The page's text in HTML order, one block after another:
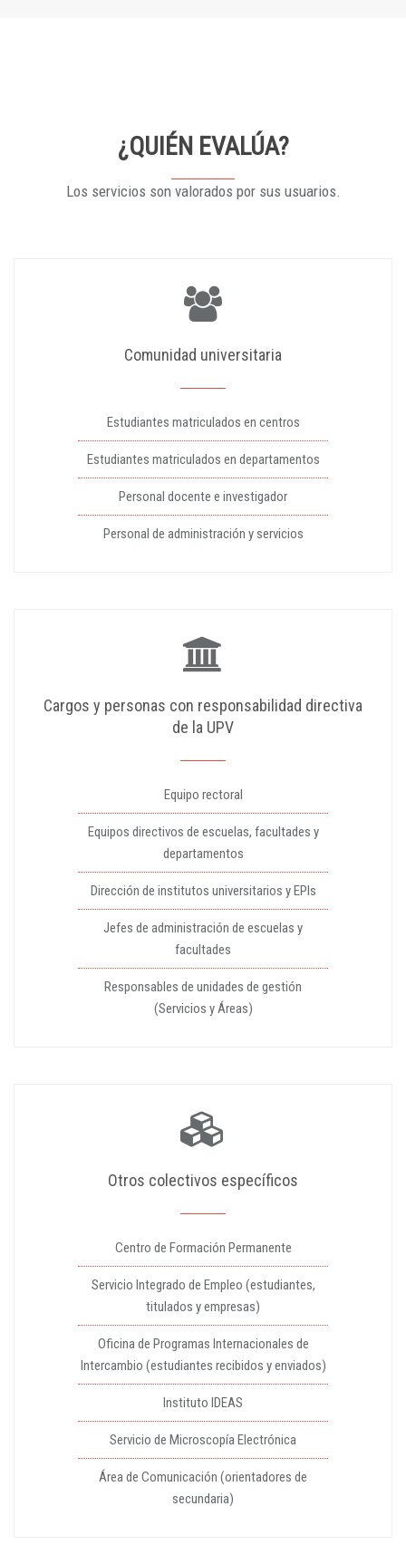
¿QUIÉN EVALÚA?
Los servicios son valorados por sus usuarios.
Comunidad universitaria
Estudiantes matriculados en centros
Estudiantes matriculados en departamentos
Personal docente e investigador
Personal de administración y servicios
Cargos y personas con responsabilidad directiva
de la UPV
Equipo rectoral
Equipos directivos de escuelas, facultades y
departamentos
Dirección de institutos universitarios y EPIs
Jefes de administración de escuelas y
facultades
Responsables de unidades de gestión
(Servicios y Áreas)
Otros colectivos específicos
Centro de Formación Permanente
Servicio Integrado de Empleo (estudiantes,
titulados y empresas)
Oficina de Programas Internacionales de
Intercambio (estudiantes recibidos y enviados)
Instituto IDEAS
Servicio de Microscopía Electrónica
Área de Comunicación (orientadores de
secundaria)